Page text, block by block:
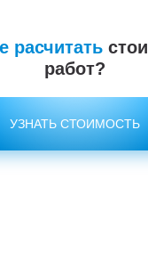
расчитать
работ?
УЗНАТЬ СТОИМОСТЬ